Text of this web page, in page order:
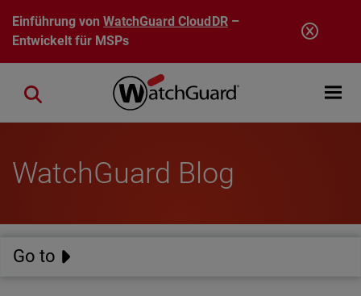
Direkt zum Inhalt
Einführung vonWatchGuard CloudDR–
Entwickelt für MSPs
Open
Close search
WatchGuard Blog
Go to